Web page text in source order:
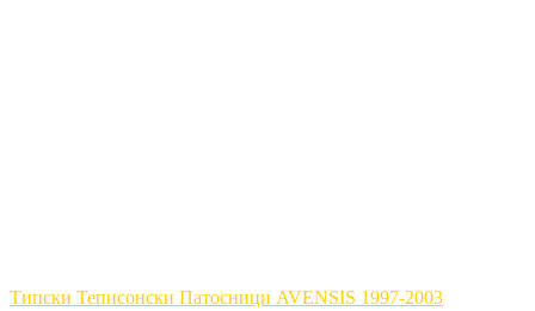
Типски Теписонски Патосници AVENSIS 1997-2003